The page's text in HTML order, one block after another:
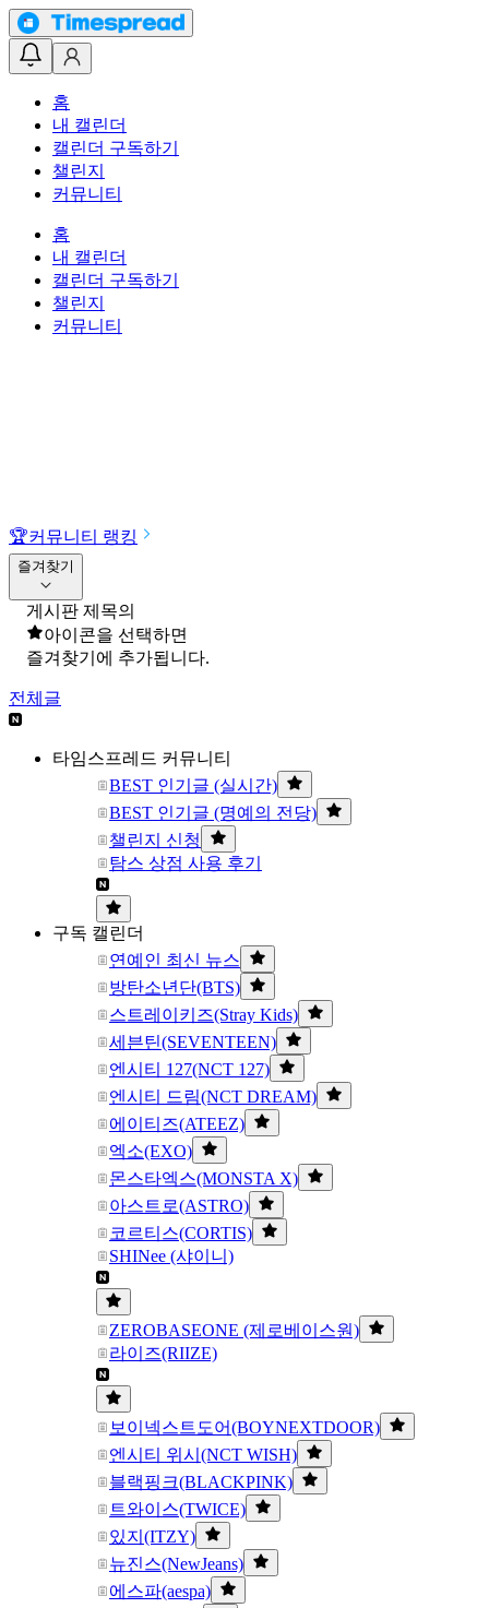
홈
내 캘린더
캘린더 구독하기
챌린지
커뮤니티
홈
내 캘린더
캘린더 구독하기
챌린지
커뮤니티
🏆커뮤니티 랭킹
즐겨찾기
게시판 제목의
아이콘을 선택하면
즐겨찾기에 추가됩니다.
전체글
타임스프레드 커뮤니티
BEST 인기글 (실시간)
BEST 인기글 (명예의 전당)
챌린지 신청
탐스 상점 사용 후기
구독 캘린더
연예인 최신 뉴스
방탄소년단(BTS)
스트레이키즈(Stray Kids)
세븐틴(SEVENTEEN)
엔시티 127(NCT 127)
엔시티 드림(NCT DREAM)
에이티즈(ATEEZ)
엑소(EXO)
몬스타엑스(MONSTA X)
아스트로(ASTRO)
코르티스(CORTIS)
SHINee (샤이니)
ZEROBASEONE (제로베이스원)
라이즈(RIIZE)
보이넥스트도어(BOYNEXTDOOR)
엔시티 위시(NCT WISH)
블랙핑크(BLACKPINK)
트와이스(TWICE)
있지(ITZY)
뉴진스(NewJeans)
에스파(aespa)